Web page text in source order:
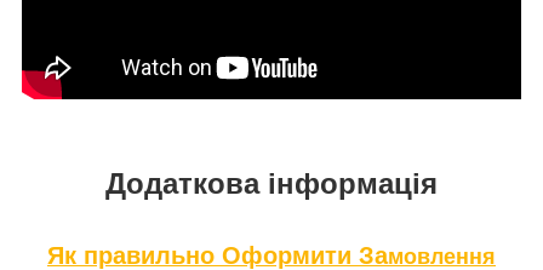
Додаткова інформація
Як правильно Оформити Замовлення